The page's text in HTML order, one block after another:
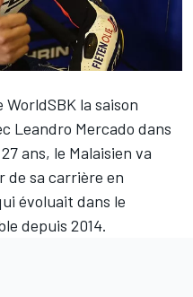
la saison
Leandro Mercado dans
ans, le Malaisien va
de sa carrière en
évoluait dans le
depuis 2014.